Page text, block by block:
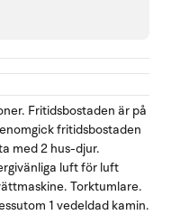
Fritidsbostaden är på
fritidsbostaden
med 2 hus-djur.
luft för luft
Torktumlare.
1 vedeldad kamin.